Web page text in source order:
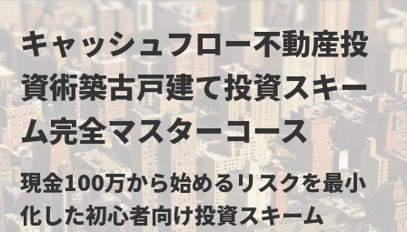
キャッシュフロー不動産投
資術築古戸建て投資スキー
ム完全マスターコース
現金100万から始めるリスクを最小
化した初心者向け投資スキーム